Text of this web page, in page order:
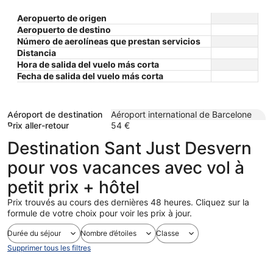
Aeropuerto de origen
Aeropuerto de destino
Número de aerolíneas que prestan servicios
Distancia
Hora de salida del vuelo más corta
Fecha de salida del vuelo más corta
Aéroport de destination
Aéroport international de Barcelone
Prix aller-retour
54 €
Destination Sant Just Desvern
pour vos vacances avec vol à
petit prix + hôtel
Prix trouvés au cours des dernières 48 heures. Cliquez sur la
formule de votre choix pour voir les prix à jour.
Durée du séjour Nombre d’étoiles
Classe
Supprimer tous les filtres